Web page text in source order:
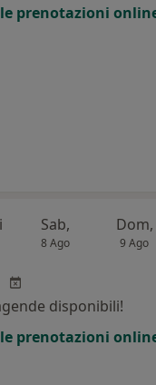
prenotazioni
Sab,
8 Ago
Dom,
9 Ago
disponibili!
prenotazioni